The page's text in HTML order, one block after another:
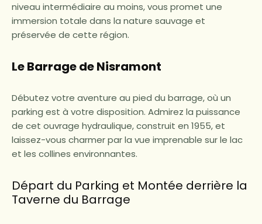
niveau intermédiaire au moins, vous promet une
immersion totale dans la nature sauvage et
préservée de cette région.
Le Barrage de Nisramont
Débutez votre aventure au pied du barrage, où un
parking est à votre disposition. Admirez la puissance
de cet ouvrage hydraulique, construit en 1955, et
laissez-vous charmer par la vue imprenable sur le lac
et les collines environnantes.
Départ du Parking et Montée derrière la
Taverne du Barrage